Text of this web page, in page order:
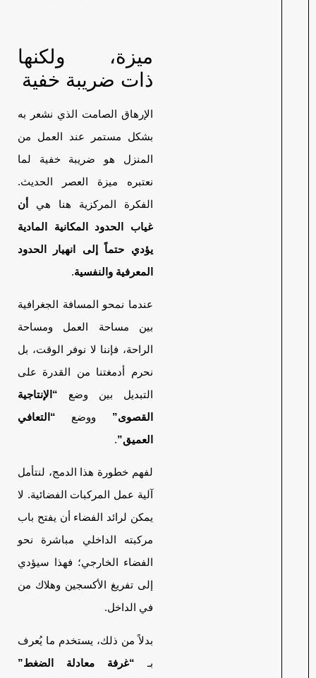
ميزة، ولكنها
ذات ضريبة خفية
الإرهاق الصامت الذي نشعر به
بشكل مستمر عند العمل من
المنزل هو ضريبة خفية لما
نعتبره ميزة العصر الحديث.
الفكرة المركزية هنا هي
أن
غياب الحدود المكانية المادية
يؤدي حتماً إلى انهيار الحدود
المعرفية والنفسية.
عندما نمحو المسافة الجغرافية
بين مساحة العمل ومساحة
الراحة، فإننا لا نوفر الوقت، بل
نحرم أدمغتنا من القدرة على
التبديل بين وضع “الإنتاجية
القصوى” ووضع “التعافي
العميق”.
لفهم خطورة هذا الدمج، لنتأمل
آلية عمل المركبات الفضائية. لا
يمكن لرائد الفضاء أن يفتح باب
مركبته الداخلي مباشرة نحو
الفضاء الخارجي؛ فهذا سيؤدي
إلى تفريغ الأكسجين وهلاك من
في الداخل.
بدلاً من ذلك، يستخدم ما يُعرف
بـ “غرفة معادلة الضغط”